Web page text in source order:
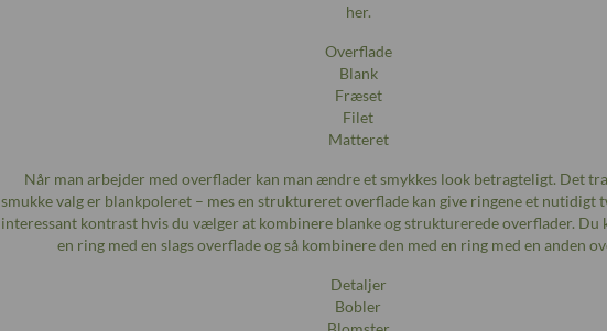
her.
Overflade
Blank
Fræset
Filet
Matteret
Når man arbejder med overflader kan man ændre et smykkes look betragteligt. Det
smukke valg er blankpoleret – mes en struktureret overflade kan give ringene et nutidigt
interessant kontrast hvis du vælger at kombinere blanke og strukturerede overflader. Du
en ring med en slags overflade og så kombinere den med en ring med en anden
Detaljer
Bobler